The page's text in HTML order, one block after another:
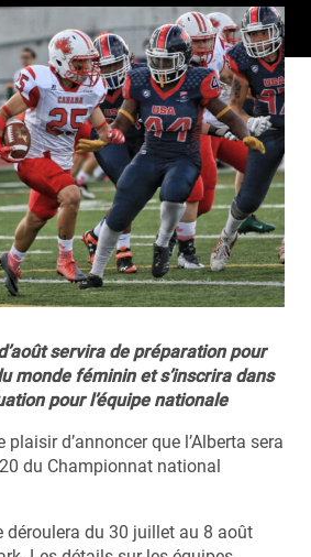
servira de préparation pour
monde féminin et s’inscrira dans
pour l’équipe nationale
d’annoncer que l’Alberta sera
du Championnat national
déroulera du 30 juillet au 8 août